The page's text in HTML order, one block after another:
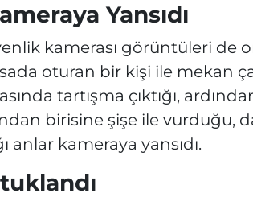
Yansıdı
kamerası görüntüleri de
oturan bir kişi ile mekan
tartışma çıktığı,
birisine şişe ile vurduğu,
anlar kameraya yansıdı.